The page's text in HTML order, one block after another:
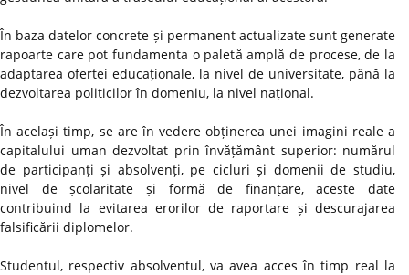
În baza datelor concrete și permanent actualizate sunt generate
rapoarte care pot fundamenta o paletă amplă de procese, de la
adaptarea ofertei educaționale, la nivel de universitate, până la
dezvoltarea politicilor în domeniu, la nivel național.
În același timp, se are în vedere obținerea unei imagini reale a
capitalului uman dezvoltat prin învățământ superior: numărul
de participanți și absolvenți, pe cicluri și domenii de studiu,
nivel de școlaritate și formă de finanțare, aceste date
contribuind la evitarea erorilor de raportare și descurajarea
falsificării diplomelor.
Studentul, respectiv absolventul, va avea acces în timp real la